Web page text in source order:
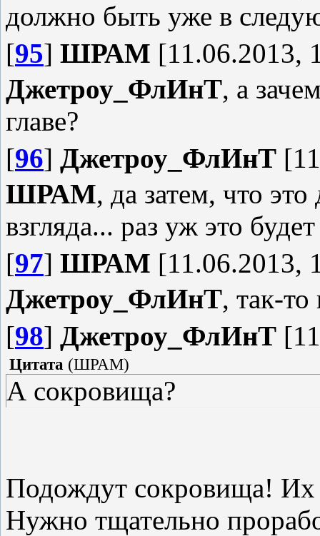
должно быть уже в
[95] ШРАМ [11.06.2013,
Джетроу_ФлИнТ, а
главе?
[96] Джетроу_ФлИнТ
ШРАМ, да затем, что
взгляда... раз уж это
[97] ШРАМ [11.06.2013,
Джетроу_ФлИнТ, так-
[98] Джетроу_ФлИнТ
Цитата (ШРАМ)
А сокровища?
Подождут сокровища! Их
Нужно тщательно